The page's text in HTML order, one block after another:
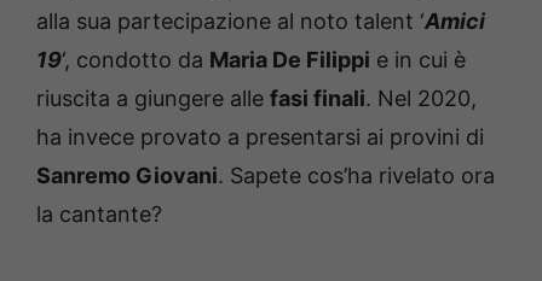
alla sua partecipazione al noto talent ‘Amici
19‘, condotto da Maria De Filippi e in cui è
riuscita a giungere alle fasi finali. Nel 2020,
ha invece provato a presentarsi ai provini di
Sanremo Giovani. Sapete cos’ha rivelato ora
la cantante?